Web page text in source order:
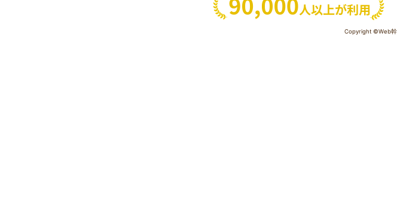
Copyright ©Web幹